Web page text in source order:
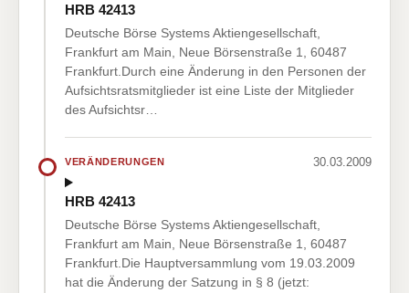
HRB 42413
Deutsche Börse Systems Aktiengesellschaft,
Frankfurt am Main, Neue Börsenstraße 1, 60487
Frankfurt.Durch eine Änderung in den Personen der
Aufsichtsratsmitglieder ist eine Liste der Mitglieder
des Aufsichtsr…
VERÄNDERUNGEN 30.03.2009
HRB 42413
Deutsche Börse Systems Aktiengesellschaft,
Frankfurt am Main, Neue Börsenstraße 1, 60487
Frankfurt.Die Hauptversammlung vom 19.03.2009
hat die Änderung der Satzung in § 8 (jetzt: